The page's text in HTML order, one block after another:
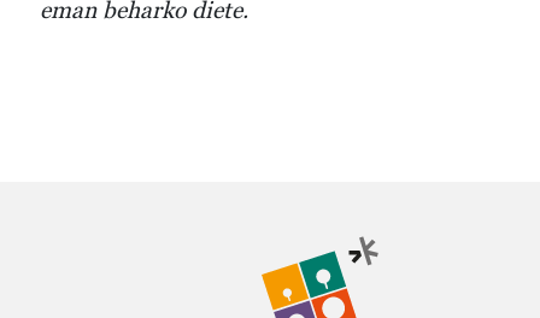
eman beharko diete.